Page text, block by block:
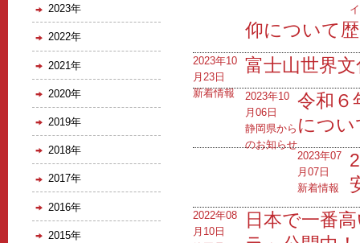
2023年
2022年
2021年
2020年
2019年
2018年
2017年
2016年
2015年
仰について
2023年10
月23日
新着情報
富士山世界
2023年10
月06日
静岡県から
のお知らせ
令和６
につい
2023年07
月07日
新着情報
2022年08
月10日
日本で一番